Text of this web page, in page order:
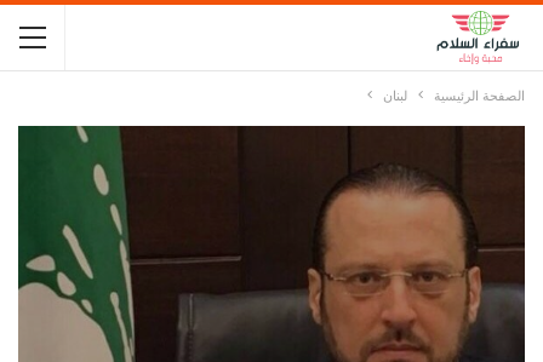
الصفحة الرئيسية لبنان